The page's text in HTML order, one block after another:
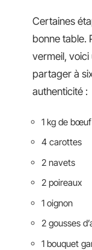
Certaines
bonne table.
vermeil,
partager à
authenticité :
1 kg de
4 carottes
2 navets
2 poireaux
1 oignon
2 gousses
1 bouquet